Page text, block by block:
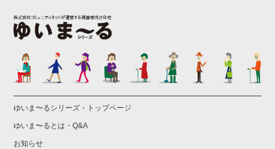
ゆいま〜るシリーズ・トップページ
ゆいま〜るとは・Q&A
お知らせ